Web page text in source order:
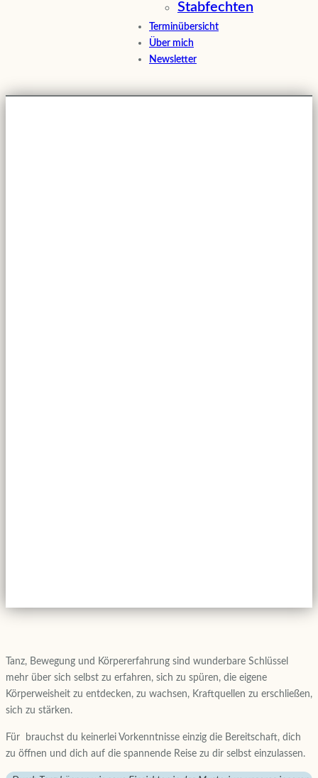
Stabfechten
Terminübersicht
Über mich
Newsletter
Tanz, Bewegung und Körpererfahrung sind wunderbare Schlüssel
mehr über sich selbst zu erfahren, sich zu spüren, die eigene
Körperweisheit zu entdecken, zu wachsen, Kraftquellen zu erschließen,
sich zu stärken.
Für
brauchst du keinerlei Vorkenntnisse einzig die Bereitschaft, dich
zu öffnen und dich auf die spannende Reise zu dir selbst einzulassen.